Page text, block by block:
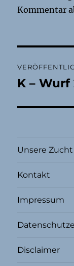
Kommentar
K – Wurf
Unsere Zucht
Kontakt
Impressum
Disclaimer